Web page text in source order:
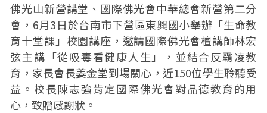
佛光山新營講堂、國際佛光會中華總會新營第二分
會，6月3日於台南市下營區東興國小舉辦「生命教
育十堂課」校園講座，邀請國際佛光會檀講師林宏
弦主講「從吸毒看健康人生」，並結合反霸凌教
育，家長會長姜金堂到場關心，近150位學生聆聽受
益。校長陳志強肯定國際佛光會對品德教育的用
心，致贈感謝狀。